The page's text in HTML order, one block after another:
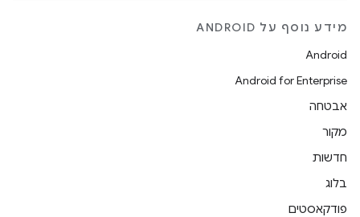
מידע נוסף על ANDROID
Android
Android for Enterprise
אבטחה
מקור
חדשות
בלוג
פודקאסטים